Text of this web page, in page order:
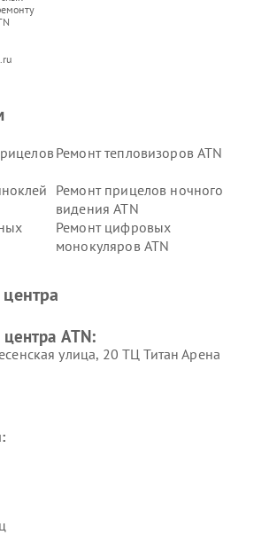
Ремонт тепловизоров ATN
Ремонт прицелов ночного
видения ATN
Ремонт цифровых
монокуляров ATN
ATN:
улица, 20 ТЦ Титан Арена